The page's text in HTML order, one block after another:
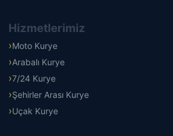
Hizmetlerimiz
Moto Kurye
Arabalı Kurye
7/24 Kurye
Şehirler Arası Kurye
Uçak Kurye